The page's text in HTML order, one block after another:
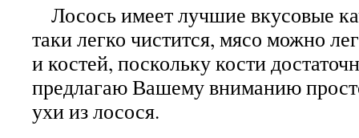
Лосось имеет лучшие вкусовые
таки легко чистится, мясо можно
и костей, поскольку кости
предлагаю Вашему вниманию
ухи из лосося.